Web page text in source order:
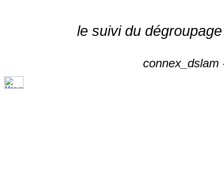
le suivi du
connex_dslam